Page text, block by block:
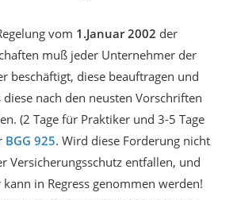
vom 1.Januar 2002 der
muß jeder Unternehmer der
beschäftigt, diese beauftragen und
nach den neusten Vorschriften
(2 Tage für Praktiker und 3-5 Tage
BGG 925. Wird diese Forderung nicht
Versicherungsschutz entfallen, und
in Regress genommen werden!